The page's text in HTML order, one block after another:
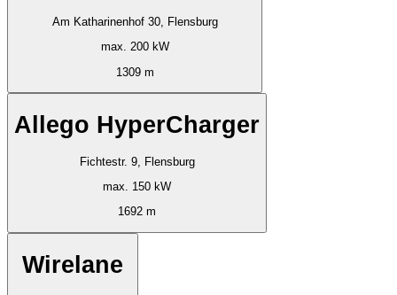
Am Katharinenhof 30, Flensburg
max. 200 kW
1309 m
Allego HyperCharger
Fichtestr. 9, Flensburg
max. 150 kW
1692 m
Wirelane